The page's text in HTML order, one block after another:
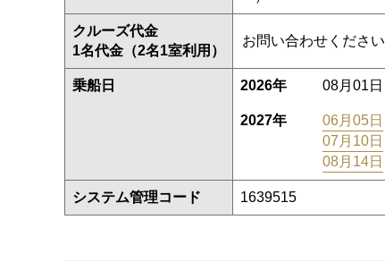
クルーズ代金
1名代金（2名1室利用）
お問い合わせください
乗船日 2026年 08月01日
2027年 06月05日
07月10日
08月14日
システム管理コード 1639515